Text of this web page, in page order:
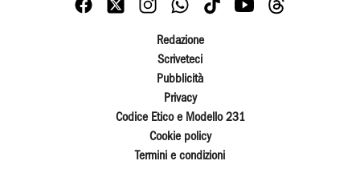
Redazione
Scriveteci
Pubblicità
Privacy
Codice Etico e Modello 231
Cookie policy
Termini e condizioni